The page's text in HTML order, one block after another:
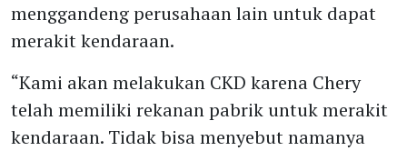
menggandeng perusahaan lain untuk dapat
merakit kendaraan.
“Kami akan melakukan CKD karena Chery
telah memiliki rekanan pabrik untuk merakit
kendaraan. Tidak bisa menyebut namanya